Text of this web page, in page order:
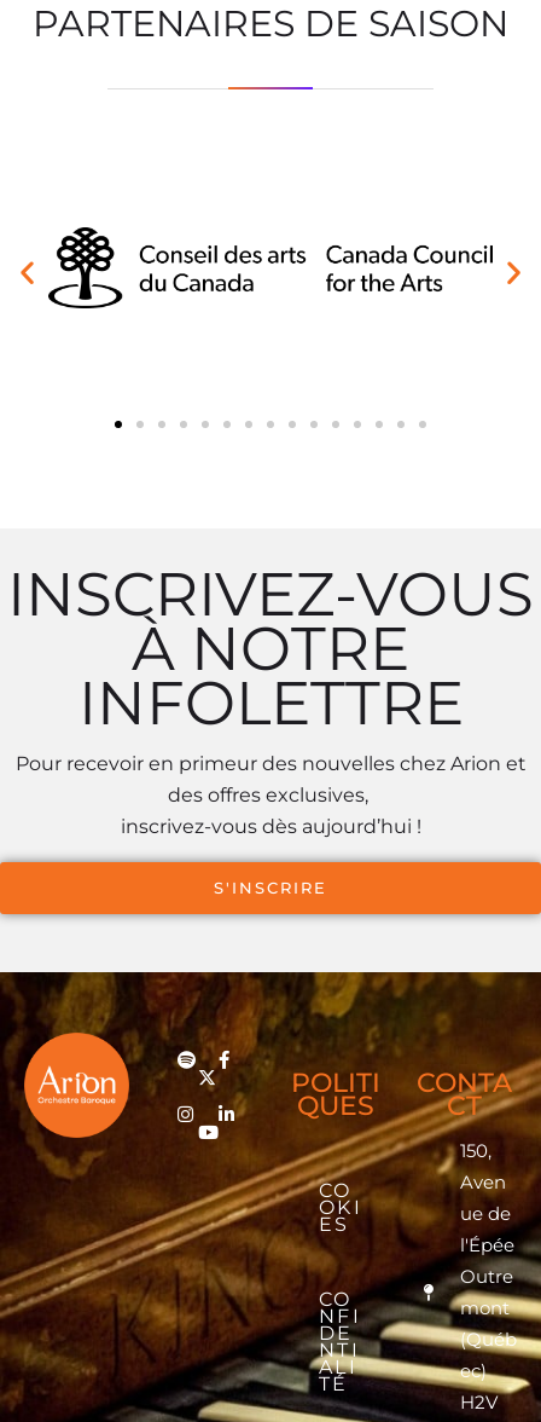
PARTENAIRES DE SAISON
INSCRIVEZ-VOUS
À NOTRE
INFOLETTRE
Pour recevoir en primeur des nouvelles chez Arion et
des offres exclusives,
inscrivez-vous dès aujourd’hui !
S'INSCRIRE
POLITI
QUES
CO
OKI
ES
CO
NFI
DE
NTI
ALI
TÉ
CONTA
CT
150,
Aven
ue de
l'Épée
Outre
mont
(Québ
ec)
H2V